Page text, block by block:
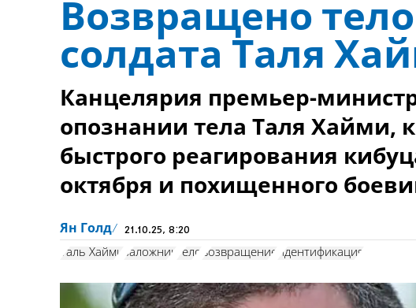
Возвращено
солдата Таля
Канцелярия премьер-
опознании тела Таля Хайми,
быстрого реагирования
октября и похищенного
Ян Голд 21.10.25, 8:20
Таль Хайми заложник тело возвращение идентификация